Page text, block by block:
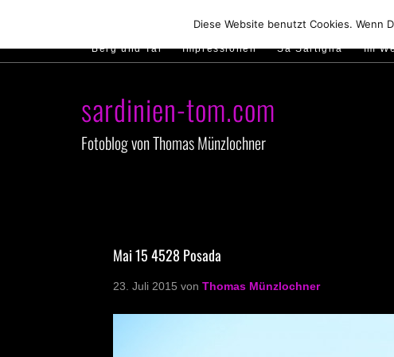
Traumstrände Feste feiern Golfo
Berg und Tal Impressionen Sa Sartiglia Im
sardinien-tom.com
Fotoblog von Thomas Münzlochner
Mai 15 4528 Posada
23. Juli 2015 von Thomas Münzlochner
Diese Website benutzt Cookies. Wenn